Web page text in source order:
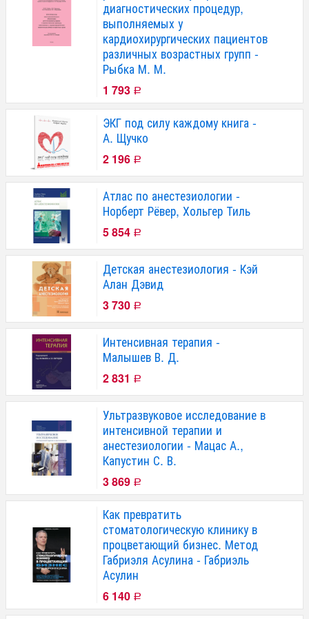
диагностических процедур,
выполняемых у
кардиохирургических пациентов
различных возрастных групп -
Рыбка М. М.
1 793 Р
ЭКГ под силу каждому книга -
А. Щучко
2 196 Р
Атлас по анестезиологии -
Норберт Рёвер, Хольгер Тиль
5 854 Р
Детская анестезиология - Кэй
Алан Дэвид
3 730 Р
Интенсивная терапия -
Малышев В. Д.
2 831 Р
Ультразвуковое исследование в
интенсивной терапии и
анестезиологии - Мацас А.,
Капустин С. В.
3 869 Р
Как превратить
стоматологическую клинику в
процветающий бизнес. Метод
Габриэля Асулина - Габриэль
Асулин
6 140 Р